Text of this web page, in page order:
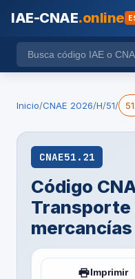
IAE-CNAE.online
Inicio/CNAE 2026/H/51/
CNAE51.21
Código
Transporte
mercancías
Imprimir